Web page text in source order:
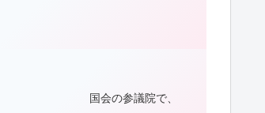
ます。 国会の参議院で、